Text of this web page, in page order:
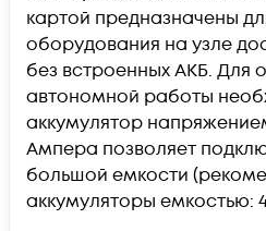
картой предназначены
оборудования на узле
без встроенных АКБ. Для
автономной работы
аккумулятор
Ампера позволяет
большой емкости
аккумуляторы емкостью: